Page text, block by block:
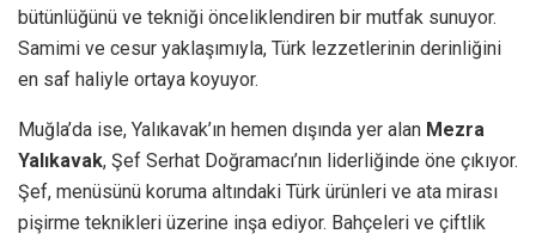
bütünlüğünü ve tekniği önceliklendiren bir mutfak sunuyor.
Samimi ve cesur yaklaşımıyla, Türk lezzetlerinin derinliğini
en saf haliyle ortaya koyuyor.
Muğla’da ise, Yalıkavak’ın hemen dışında yer alan Mezra
Yalıkavak, Şef Serhat Doğramacı’nın liderliğinde öne çıkıyor.
Şef, menüsünü koruma altındaki Türk ürünleri ve ata mirası
pişirme teknikleri üzerine inşa ediyor. Bahçeleri ve çiftlik